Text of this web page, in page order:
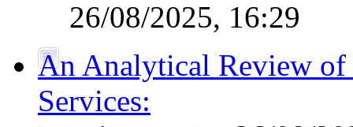
26/08/2025, 16:29
An Analytical Review
Services: